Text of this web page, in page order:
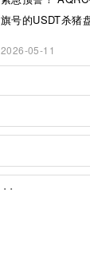
旗号的USDT杀猪
2026-05-11